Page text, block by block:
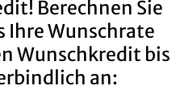
Berechnen Sie
Ihre Wunschrate
Wunschkredit bis
an: